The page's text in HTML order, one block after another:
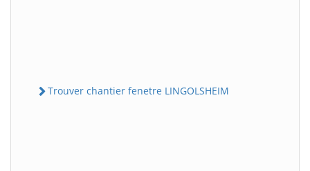
Trouver chantier fenetre LINGOLSHEIM